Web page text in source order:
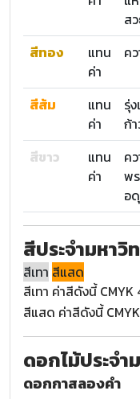
ส
สีทอง
แทน
ค่า
ค
สีส้ม
แทน
ค่า
รุ่
ก้
สีขาว
แทน
ค่า
ค
พ
อ
สีประจำมหาวิ
สีเทา สีแสด
สีเทา ค่าสีดังนี้ CMYK
สีแสด ค่าสีดังนี้
ดอกไม้ประจำ
ดอกกาสลองคำ